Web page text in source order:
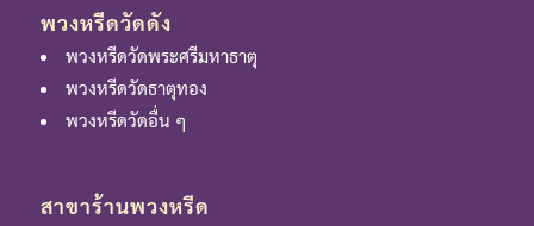
พวงหรีดวัดดัง
พวงหรีดวัดพระศรีมหาธาตุ
พวงหรีดวัดธาตุทอง
พวงหรีดวัดอื่น ๆ
สาขาร้านพวงหรีด